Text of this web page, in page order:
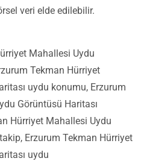
veri elde edilebilir.
Mahallesi Uydu
Tekman Hürriyet
uydu konumu, Erzurum
Görüntüsü Haritası
Hürriyet Mahallesi Uydu
Erzurum Tekman Hürriyet
uydu